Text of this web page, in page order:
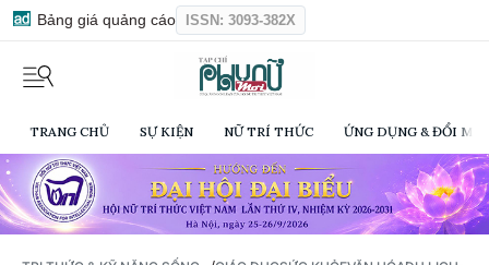
Bảng giá quảng cáo ISSN: 3093-382X
TRANG CHỦ SỰ KIỆN NỮ TRÍ THỨC ỨNG DỤNG & ĐỔI